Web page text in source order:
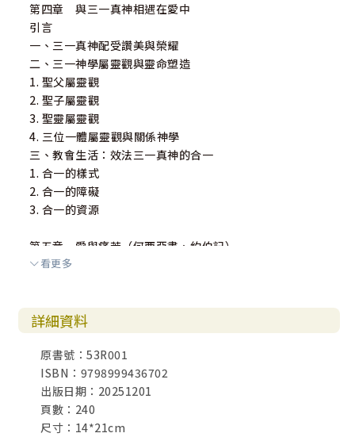
第四章 與三一真神相遇在愛中
引言
一、三一真神配受讚美與榮耀
二、三一神學屬靈觀與靈命塑造
1. 聖父屬靈觀
2. 聖子屬靈觀
3. 聖靈屬靈觀
4. 三位一體屬靈觀與關係神學
三、教會生活：效法三一真神的合一
1. 合一的樣式
2. 合一的障礙
3. 合一的資源
第五章 愛與痛苦（何西亞書、約伯記）
引言
2. 嚴厲的恩慈
二、約伯因受苦而愛得以煉淨
1. 罪與苦
2. 愛與罪
3. 愛與苦
4. 為愛而受苦
看更多
詳細資料
原書號：53R001
ISBN：9798999436702
出版日期：20251201
頁數：240
尺寸：14*21cm